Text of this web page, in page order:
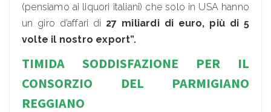
(pensiamo ai liquori italiani) che solo in USA hanno
un giro d’affari di 27 miliardi di euro, più di 5
volte il nostro export”.
TIMIDA SODDISFAZIONE PER IL
CONSORZIO DEL PARMIGIANO
REGGIANO